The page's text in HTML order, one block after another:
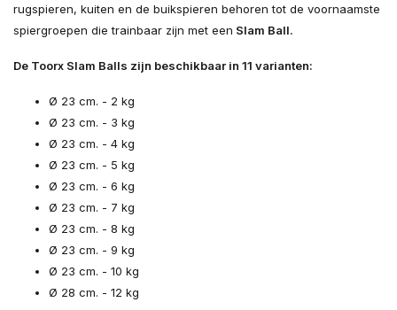
rugspieren, kuiten en de buikspieren behoren tot de voornaamste
spiergroepen die trainbaar zijn met een Slam Ball.
De Toorx Slam Balls zijn beschikbaar in 11 varianten:
Ø 23 cm. - 2 kg
Ø 23 cm. - 3 kg
Ø 23 cm. - 4 kg
Ø 23 cm. - 5 kg
Ø 23 cm. - 6 kg
Ø 23 cm. - 7 kg
Ø 23 cm. - 8 kg
Ø 23 cm. - 9 kg
Ø 23 cm. - 10 kg
Ø 28 cm. - 12 kg